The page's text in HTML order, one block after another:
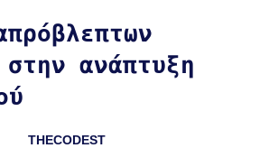
στην ανάπτυξη
THECODEST